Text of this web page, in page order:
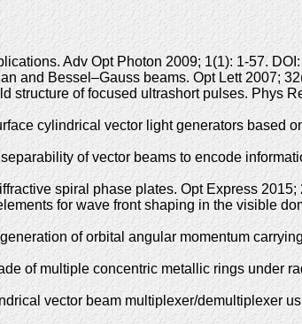
Adv Opt Photon 2009; 1(1): 1-57.
and Bessel–Gauss beams. Opt Lett 2007;
of focused ultrashort pulses. Phys
cylindrical vector light generators based
of vector beams to encode
spiral phase plates. Opt Express
for wave front shaping in the visible
of orbital angular momentum
of multiple concentric metallic rings under
vector beam multiplexer/demultiplexer